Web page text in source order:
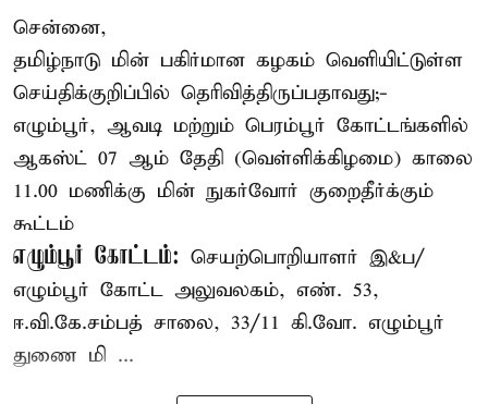
சென்னை,
தமிழ்நாடு மின் பகிர்மான கழகம் வெளியிட்டுள்ள
செய்திக்குறிப்பில் தெரிவித்திருப்பதாவது;-
எழும்பூர், ஆவடி மற்றும் பெரம்பூர் கோட்டங்களில்
ஆகஸ்ட் 07 ஆம் தேதி (வெள்ளிக்கிழமை) காலை
11.00 மணிக்கு மின் நுகர்வோர் குறைதீர்க்கும்
கூட்டம்
எழும்பூர் கோட்டம்: செயற்பொறியாளர் இ&ப/
எழும்பூர் கோட்ட அலுவலகம், எண். 53,
ஈ.வி.கே.சம்பத் சாலை, 33/11 கி.வோ. எழும்பூர்
துணை மி ...